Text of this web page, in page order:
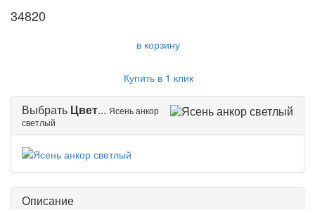
34820
в корзину
Купить в 1 клик
Выбрать Цвет... Ясень анкор
светлый
Описание